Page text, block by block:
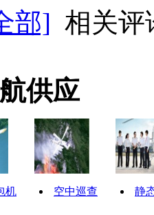
部] 相关评
供应
机 空中巡查 静